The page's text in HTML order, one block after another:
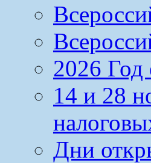
2026 Год
14 и 28
Дни